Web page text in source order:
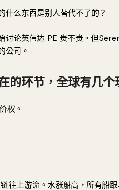
什么东西是别人替代不了的？
讨论英伟达 PE 贵不贵。但
公司。
的环节，全球有几个
权。
往上游流。水涨船高，所有船跟